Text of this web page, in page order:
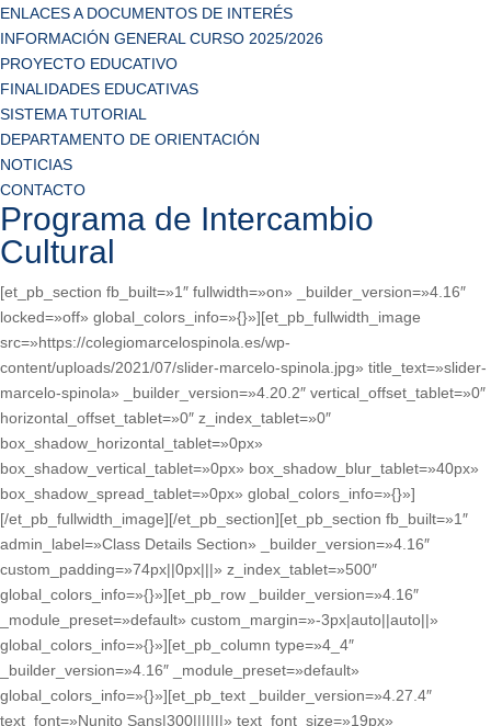
ENLACES A DOCUMENTOS DE INTERÉS
INFORMACIÓN GENERAL CURSO 2025/2026
PROYECTO EDUCATIVO
FINALIDADES EDUCATIVAS
SISTEMA TUTORIAL
DEPARTAMENTO DE ORIENTACIÓN
NOTICIAS
CONTACTO
Programa de Intercambio
Cultural
[et_pb_section fb_built=»1″ fullwidth=»on» _builder_version=»4.16″
locked=»off» global_colors_info=»{}»][et_pb_fullwidth_image
src=»https://colegiomarcelospinola.es/wp-
content/uploads/2021/07/slider-marcelo-spinola.jpg» title_text=»slider-
marcelo-spinola» _builder_version=»4.20.2″ vertical_offset_tablet=»0″
horizontal_offset_tablet=»0″ z_index_tablet=»0″
box_shadow_horizontal_tablet=»0px»
box_shadow_vertical_tablet=»0px» box_shadow_blur_tablet=»40px»
box_shadow_spread_tablet=»0px» global_colors_info=»{}»]
[/et_pb_fullwidth_image][/et_pb_section][et_pb_section fb_built=»1″
admin_label=»Class Details Section» _builder_version=»4.16″
custom_padding=»74px||0px|||» z_index_tablet=»500″
global_colors_info=»{}»][et_pb_row _builder_version=»4.16″
_module_preset=»default» custom_margin=»-3px|auto||auto||»
global_colors_info=»{}»][et_pb_column type=»4_4″
_builder_version=»4.16″ _module_preset=»default»
global_colors_info=»{}»][et_pb_text _builder_version=»4.27.4″
text_font=»Nunito Sans|300|||||||» text_font_size=»19px»